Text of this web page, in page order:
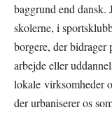
baggrund end dansk.
skolerne, i
borgere, der bidrager
arbejde eller
lokale virksomheder
der urbaniserer os